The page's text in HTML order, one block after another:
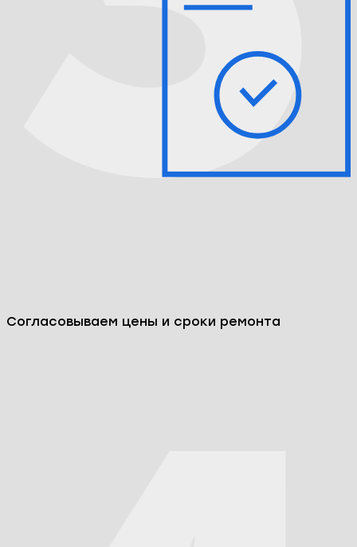
Мы бесплатно диагностируем устройство